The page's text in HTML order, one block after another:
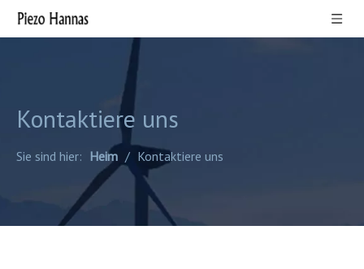
Kontaktiere uns
Sie sind hier: Heim / Kontaktiere uns